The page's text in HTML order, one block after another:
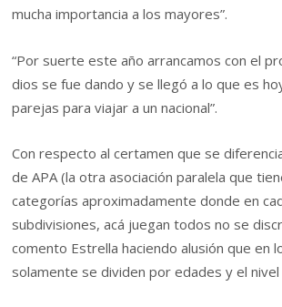
mucha importancia a los mayores”.
“Por suerte este año arrancamos con el
dios se fue dando y se llegó a lo que es
parejas para viajar a un nacional”.
Con respecto al certamen que se
de APA (la otra asociación paralela que
categorías aproximadamente donde en
subdivisiones, acá juegan todos no se
comento Estrella haciendo alusión que en
solamente se dividen por edades y el nivel